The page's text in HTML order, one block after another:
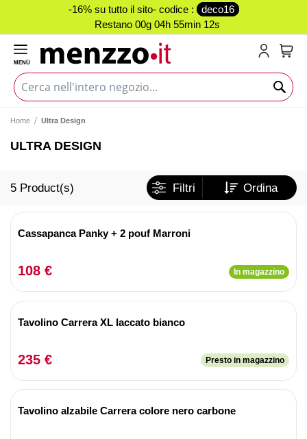
-16% su tutto il sito- codice :
deco16
Restano 00g 04h 55min 12s
MENÙ
Home Ultra Design
ULTRA DESIGN
5 Product(s) Filtri Ordina
Cassapanca Panky + 2 pouf Marroni
108 € In magazzino
Tavolino Carrera XL laccato bianco
235 € Presto in magazzino
Tavolino alzabile Carrera colore nero carbone